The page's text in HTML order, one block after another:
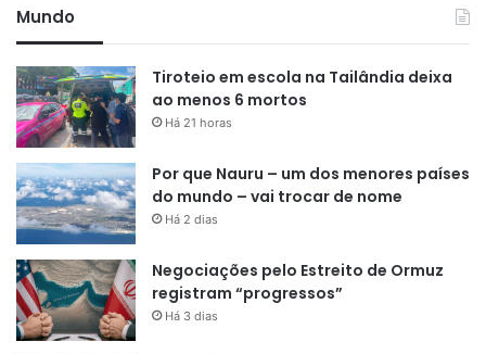
Mundo
Tiroteio em escola na Tailândia deixa
ao menos 6 mortos
Há 21 horas
Por que Nauru – um dos menores países
do mundo – vai trocar de nome
Há 2 dias
Negociações pelo Estreito de Ormuz
registram “progressos”
Há 3 dias